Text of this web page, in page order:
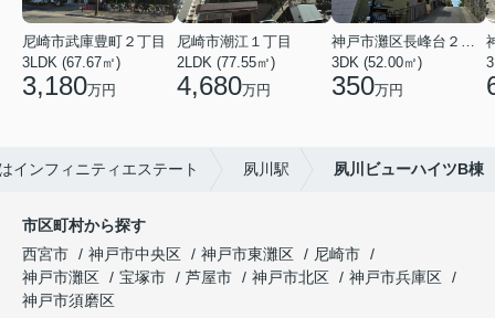
尼崎市武庫豊町２丁目
3LDK (67.67㎡)
3,180万円
尼崎市潮江１丁目
2LDK (77.55㎡)
4,680万円
3DK (52.00㎡)
350万円
インフィニティエステート 夙川駅 夙川ビューハイツB棟
市区町村から探す
西宮市
神戸市中央区 神戸市東灘区
尼崎市
神戸市灘区
宝塚市 芦屋市 神戸市北区
神戸市兵庫区
神戸市須磨区